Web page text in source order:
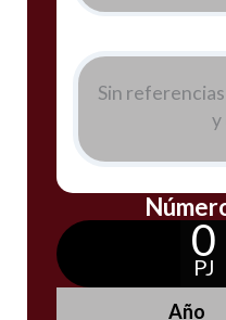
Sin
y
0
PJ
Año